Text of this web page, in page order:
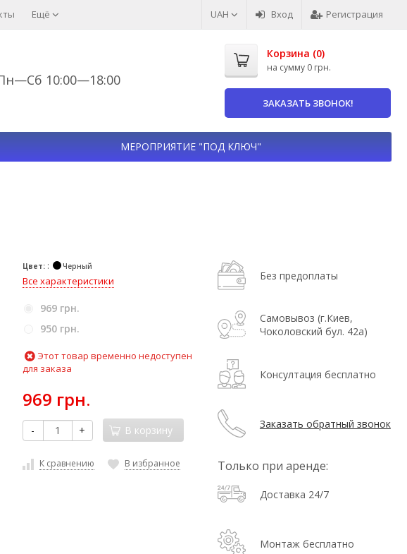
UAH Вход Регистрация
Ещё
10:00—18:00
Корзина (0)
на сумму 0 грн.
ЗАКАЗАТЬ ЗВОНОК!
МЕРОПРИЯТИЕ "ПОД КЛЮЧ"
Цвет: Черный
Все характеристики
969 грн.
950 грн.
Этот товар временно недоступен
для заказа
969 грн.
- + В корзину
К сравнению В избранное
Без предоплаты
Самовывоз (г.Киев,
Чоколовский бул. 42а)
Консултация бесплатно
Заказать обратный звонок
Только при аренде:
Доставка 24/7
Монтаж бесплатно